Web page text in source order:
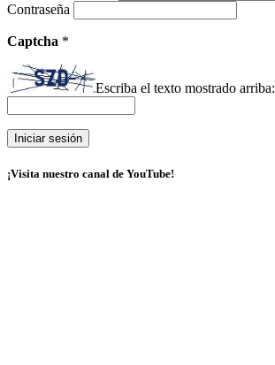
Contraseña
Captcha *
Escriba el texto mostrado arriba:
¡Visita nuestro canal de YouTube!